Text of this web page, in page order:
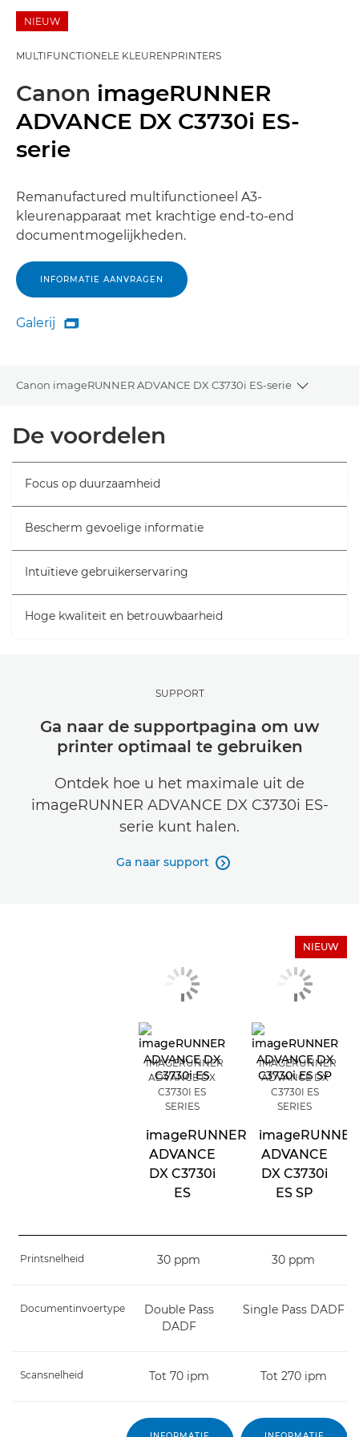
NIEUW
MULTIFUNCTIONELE KLEURENPRINTERS
Canon imageRUNNER
ADVANCE DX C3730i ES-
serie
Remanufactured multifunctioneel A3-
kleurenapparaat met krachtige end-to-end
documentmogelijkheden.
INFORMATIE AANVRAGEN
Galerij
Galerij

Canon imageRUNNER ADVANCE DX C3730i ES-serie
Toggle
Specificaties
De voordelen
Focus op duurzaamheid
Bescherm gevoelige informatie
Intuïtieve gebruikerservaring
Hoge kwaliteit en betrouwbaarheid
SUPPORT
Ga naar de supportpagina om uw
printer optimaal te gebruiken
Ontdek hoe u het maximale uit de
imageRUNNER ADVANCE DX C3730i ES-
serie kunt halen.
Ga naar support 
IMAGERUNNER
ADVANCE DX
C3730I ES
SERIES
imageRUNNER
ADVANCE
DX C3730i
ES
NIEUW
IMAGERUNNER
ADVANCE DX
C3730I ES
SERIES
imageRUNNER
ADVANCE
DX C3730i
ES SP
Printsnelheid 30 ppm 30 ppm
Documentinvoertype
Double Pass
DADF
Single Pass DADF
Scansnelheid Tot 70 ipm Tot 270 ipm